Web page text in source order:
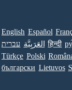
English Español
עברית العَرَبِيَّة हिन्दी
Türkçe Polski
български Lietuvos